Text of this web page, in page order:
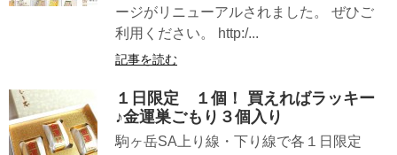
ージがリニューアルされました。 ぜひご
利用ください。 http:/...
記事を読む
１日限定 １個！ 買えればラッキー
♪金運巣ごもり３個入り
駒ヶ岳SA上り線・下り線で各１日限定